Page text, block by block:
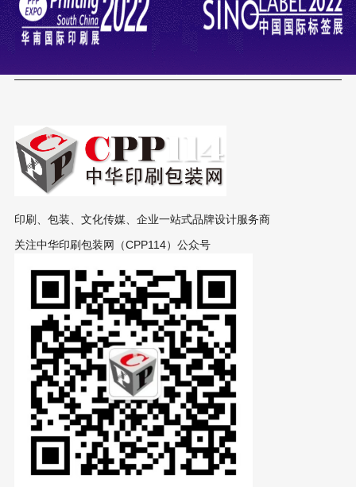
印刷、包装、文化传媒、企业一站式品牌设计服务商
关注中华印刷包装网（CPP114）公众号